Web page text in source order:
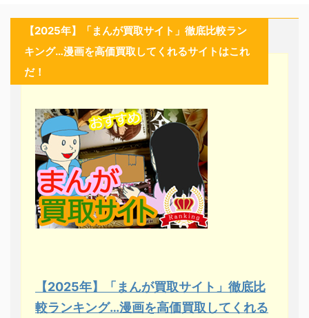
【2025年】「まんが買取サイト」徹底比較ラン
キング…漫画を高価買取してくれるサイトはこれ
だ！
【2025年】「まんが買取サイト」徹底比
較ランキング…漫画を高価買取してくれる